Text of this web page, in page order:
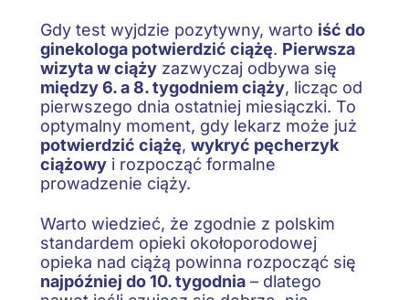
Gdy test wyjdzie pozytywny, warto iść do
ginekologa potwierdzić ciążę. Pierwsza
wizyta w ciąży zazwyczaj odbywa się
między 6. a 8. tygodniem ciąży, licząc od
pierwszego dnia ostatniej miesiączki. To
optymalny moment, gdy lekarz może już
potwierdzić ciążę, wykryć pęcherzyk
ciążowy i rozpocząć formalne
prowadzenie ciąży.
Warto wiedzieć, że zgodnie z polskim
standardem opieki okołoporodowej
opieka nad ciążą powinna rozpocząć się
najpóźniej do 10. tygodnia – dlatego